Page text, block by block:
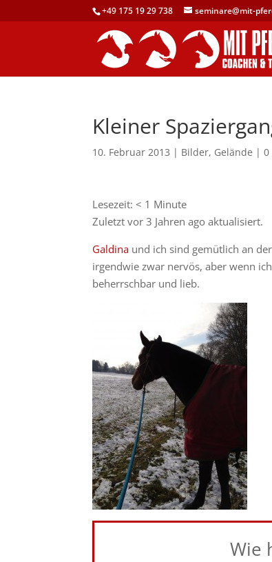
+49 175 19 29 738 seminare@mit-
Kleiner
10. Februar 2013 | Bilder, Gelände |0
Lesezeit:< 1 Minute
Zuletzt vor 3 Jahren ago aktualisiert.
Galdina und ich sind gemütlich an
irgendwie zwar nervös, aber wenn
beherrschbar und lieb.
Wie